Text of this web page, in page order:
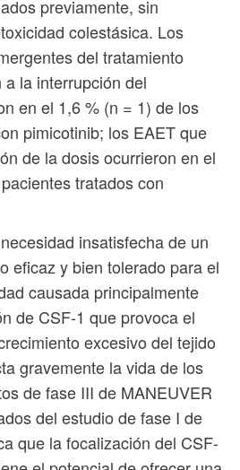
previamente, sin
colestásica. Los
del tratamiento
la interrupción del
en el 1,6 % (n = 1) de los
pimicotinib; los EAET que
de la dosis ocurrieron en el
tratados con
insatisfecha de un
eficaz y bien tolerado para el
causada principalmente
de CSF-1 que provoca el
excesivo del tejido
gravemente la vida de los
de fase III de MANEUVER
del estudio de fase I de
que la focalización del CSF-